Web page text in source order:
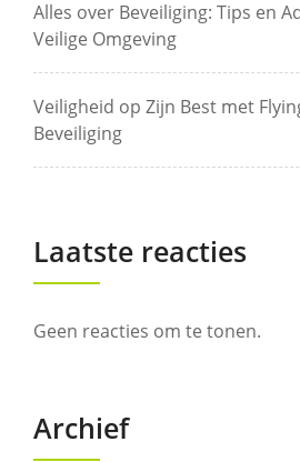
Alles over Beveiliging: Tips en
Veilige Omgeving
Veiligheid op Zijn Best met
Beveiliging
Laatste reacties
Geen reacties om te tonen.
Archief